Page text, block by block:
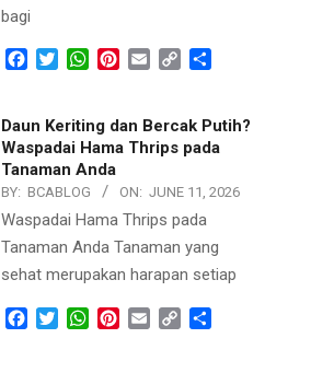
bagi
Facebook
TwitterWhatsApp
Pinterest
Email Copy
Daun Keriting dan Bercak Putih?
Waspadai Hama Thrips pada
Tanaman Anda
BY: BCABLOG ON: JUNE 11, 2026
Waspadai Hama Thrips pada
Tanaman Anda Tanaman yang
sehat merupakan harapan setiap
Facebook
TwitterWhatsApp
Pinterest
Email Copy